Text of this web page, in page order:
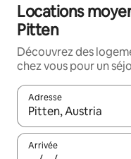
Locations
Pitten
Découvrez des
chez vous pour un
Adresse
Lorsque les résultats
Arrivée